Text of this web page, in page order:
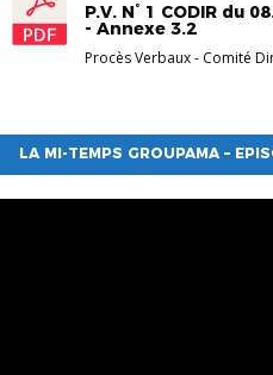
P.V. N° 1 CODIR du
- Annexe 3.2
Procès Verbaux- Comité
LA MI-TEMPS GROUPAMA –